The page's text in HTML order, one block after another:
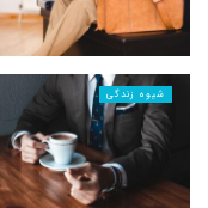
شیوه زندگی